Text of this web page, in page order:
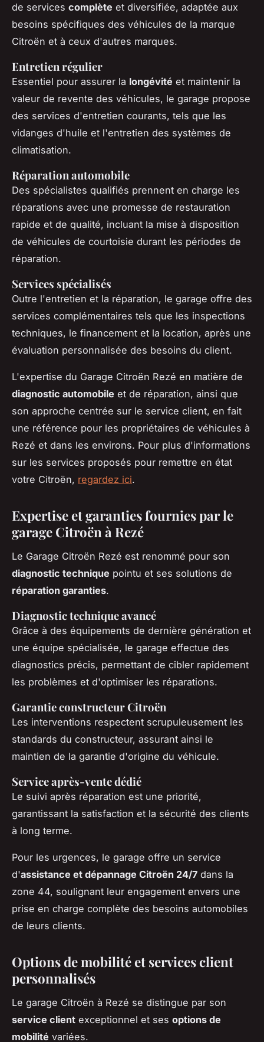
de services complète et diversifiée, adaptée aux
besoins spécifiques des véhicules de la marque
Citroën et à ceux d'autres marques.
Entretien régulier
Essentiel pour assurer la longévité et maintenir la
valeur de revente des véhicules, le garage propose
des services d'entretien courants, tels que les
vidanges d'huile et l'entretien des systèmes de
climatisation.
Réparation automobile
Des spécialistes qualifiés prennent en charge les
réparations avec une promesse de restauration
rapide et de qualité, incluant la mise à disposition
de véhicules de courtoisie durant les périodes de
réparation.
Services spécialisés
Outre l'entretien et la réparation, le garage offre des
services complémentaires tels que les inspections
techniques, le financement et la location, après une
évaluation personnalisée des besoins du client.
L'expertise du Garage Citroën Rezé en matière de
diagnostic automobile et de réparation, ainsi que
son approche centrée sur le service client, en fait
une référence pour les propriétaires de véhicules à
Rezé et dans les environs. Pour plus d'informations
sur les services proposés pour remettre en état
votre Citroën, regardez ici.
Expertise et garanties fournies par le
garage Citroën à Rezé
Le Garage Citroën Rezé est renommé pour son
diagnostic technique pointu et ses solutions de
réparation garanties.
Diagnostic technique avancé
Grâce à des équipements de dernière génération et
une équipe spécialisée, le garage effectue des
diagnostics précis, permettant de cibler rapidement
les problèmes et d'optimiser les réparations.
Garantie constructeur Citroën
Les interventions respectent scrupuleusement les
standards du constructeur, assurant ainsi le
maintien de la garantie d'origine du véhicule.
Service après-ventedédié
Le suivi après réparation est une priorité,
garantissant la satisfaction et la sécurité des clients
à long terme.
Pour les urgences, le garage offre un service
d'assistance et dépannage Citroën 24/7 dans la
zone 44, soulignant leur engagement envers une
prise en charge complète des besoins automobiles
de leurs clients.
Options de mobilité et services client
personnalisés
Le garage Citroën à Rezé se distingue par son
service client exceptionnel et ses options de
mobilité variées.